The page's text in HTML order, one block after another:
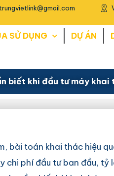
SỬ DỤNG DỰ ÁN
biết khi đầu tư máy khai
bài toán khai thác hiệu
chi phí đầu tư ban đầu,